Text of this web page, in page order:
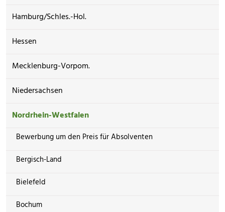
Hamburg/Schles.-Hol.
Hessen
Mecklenburg-Vorpom.
Niedersachsen
Nordrhein-Westfalen
Bewerbung um den Preis für Absolventen
Bergisch-Land
Bielefeld
Bochum